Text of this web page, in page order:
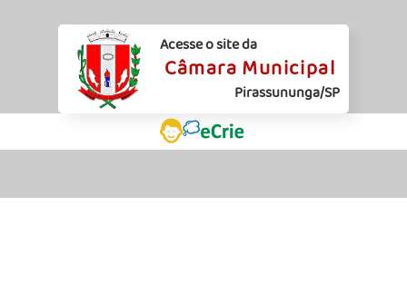
Acesse o site da
Câmara Municipal
Pirassununga/SP